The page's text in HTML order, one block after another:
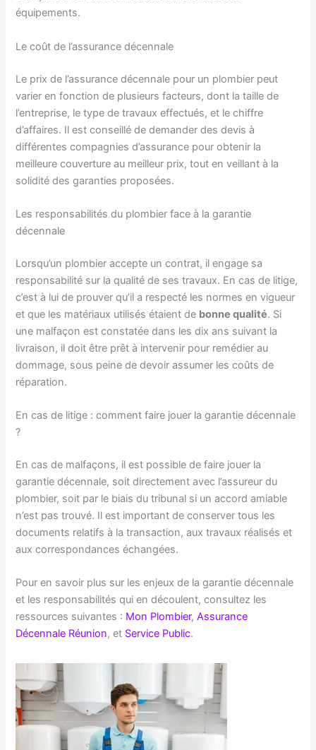
équipements.
Le coût de l’assurance décennale
Le prix de l’assurance décennale pour un plombier peut
varier en fonction de plusieurs facteurs, dont la taille de
l’entreprise, le type de travaux effectués, et le chiffre
d’affaires. Il est conseillé de demander des devis à
différentes compagnies d’assurance pour obtenir la
meilleure couverture au meilleur prix, tout en veillant à la
solidité des garanties proposées.
Les responsabilités du plombier face à la garantie
décennale
Lorsqu’un plombier accepte un contrat, il engage sa
responsabilité sur la qualité de ses travaux. En cas de litige,
c’est à lui de prouver qu’il a respecté les normes en vigueur
et que les matériaux utilisés étaient de bonne qualité. Si
une malfaçon est constatée dans les dix ans suivant la
livraison, il doit être prêt à intervenir pour remédier au
dommage, sous peine de devoir assumer les coûts de
réparation.
En cas de litige : comment faire jouer la garantie décennale
?
En cas de malfaçons, il est possible de faire jouer la
garantie décennale, soit directement avec l’assureur du
plombier, soit par le biais du tribunal si un accord amiable
n’est pas trouvé. Il est important de conserver tous les
documents relatifs à la transaction, aux travaux réalisés et
aux correspondances échangées.
Pour en savoir plus sur les enjeux de la garantie décennale
et les responsabilités qui en découlent, consultez les
ressources suivantes : Mon Plombier,Assurance
Décennale Réunion, et Service Public.